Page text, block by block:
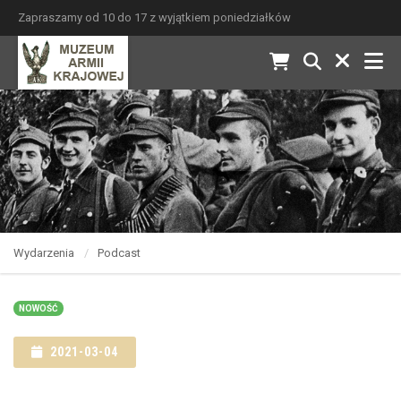
Zapraszamy od 10 do 17 z wyjątkiem poniedziałków
Wydarzenia Podcast
NOWOŚĆ
2021-03-04